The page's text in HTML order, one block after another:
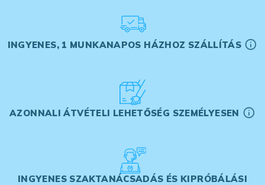
INGYENES, 1 MUNKANAPOS HÁZHOZ SZÁLLÍTÁS
AZONNALI ÁTVÉTELI LEHETŐSÉG SZEMÉLYESEN
INGYENES SZAKTANÁCSADÁS ÉS KIPRÓBÁLÁSI